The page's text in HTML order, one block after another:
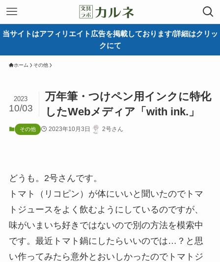
当サイトはアフィリエイト広告を掲載しております/詳細はクリッ
クにて
ホーム その他
万年筆・つけペン用インクに特化
したWebメディア「with ink.」
2023
10/03
その他 2023年10月3日 2号さん
どうも。2号さんです。
トマト（リコピン）が体にいいと聞いたのでトマ
トジュースをよく飲むようにしているのですが、
味がいまいち好きではないので別の方法を模索中
です。最近トマト鍋にしたらいいのでは…？と思
い作ってみたら意外とおいしかったのでトマトジ